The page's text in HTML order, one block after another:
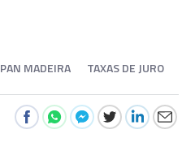
PAN MADEIRA TAXAS DE JURO